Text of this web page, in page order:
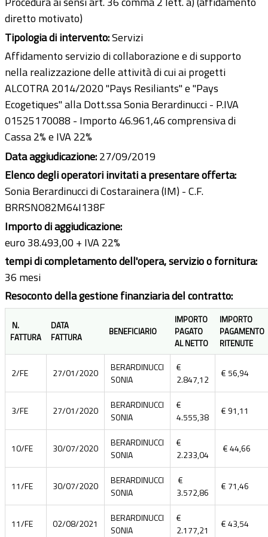
diretto motivato)
Tipologia di intervento:Servizi
Affidamento servizio di collaborazione e di supporto
nella realizzazione delle attività di cui ai progetti
ALCOTRA 2014/2020 "Pays Resiliants" e "Pays
Ecogetiques" alla Dott.ssa Sonia Berardinucci - P.IVA
01525170088 - Importo 46.961,46 comprensiva di
Cassa 2% e IVA 22%
Data aggiudicazione:27/09/2019
Elenco degli operatori invitati a presentare offerta:
Sonia Berardinucci di Costarainera (IM) - C.F.
BRRSNO82M64I138F
Importo di aggiudicazione:
euro 38.493,00 + IVA 22%
tempi di completamento dell'opera, servizio o fornitura:
36 mesi
Resoconto della gestione finanziaria del contratto:
N.
FATTURA
DATA
FATTURA
BENEFICIARIO
IMPORTO
PAGATO
AL NETTO
IMPORTO
PAGAMENTO
RITENUTE
2/FE 27/01/2020
BERARDINUCCI
SONIA
€
2.847,12
€ 56,94
3/FE 27/01/2020
BERARDINUCCI
SONIA
€
4.555,38
€ 91,11
10/FE 30/07/2020
BERARDINUCCI
SONIA
€
2.233,04
€ 44,66
11/FE 30/07/2020
BERARDINUCCI
SONIA
€
3.572,86
€ 71,46
11/FE 02/08/2021
BERARDINUCCI
SONIA
€
2.177,21
€ 43,54